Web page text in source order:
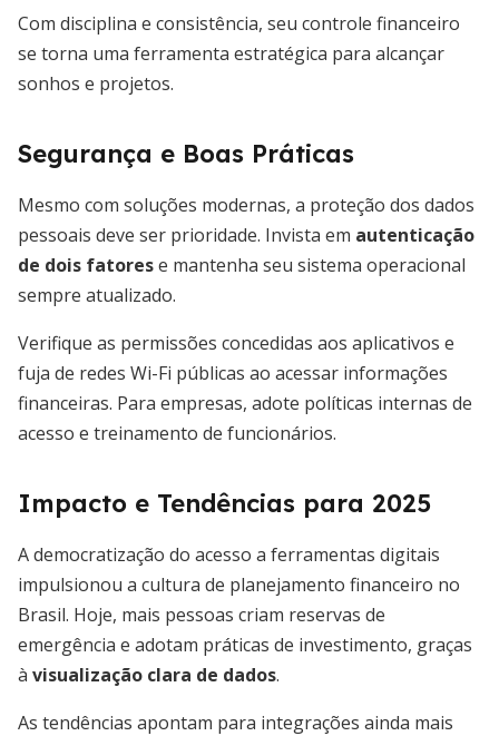
Com disciplina e consistência, seu controle financeiro
se torna uma ferramenta estratégica para alcançar
sonhos e projetos.
Segurança e Boas Práticas
Mesmo com soluções modernas, a proteção dos dados
pessoais deve ser prioridade. Invista em autenticação
de dois fatorese mantenha seu sistema operacional
sempre atualizado.
Verifique as permissões concedidas aos aplicativos e
fuja de redes Wi-Fi públicas ao acessar informações
financeiras. Para empresas, adote políticas internas de
acesso e treinamento de funcionários.
Impacto e Tendências para 2025
A democratização do acesso a ferramentas digitais
impulsionou a cultura de planejamento financeiro no
Brasil. Hoje, mais pessoas criam reservas de
emergência e adotam práticas de investimento, graças
à visualização clara de dados.
As tendências apontam para integrações ainda mais